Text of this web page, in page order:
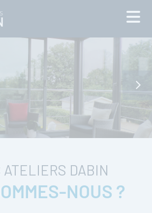
ATELIERS DABIN
NOUS ?